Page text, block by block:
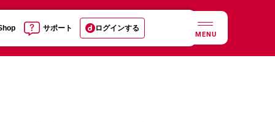
サポート ログインする
MENU